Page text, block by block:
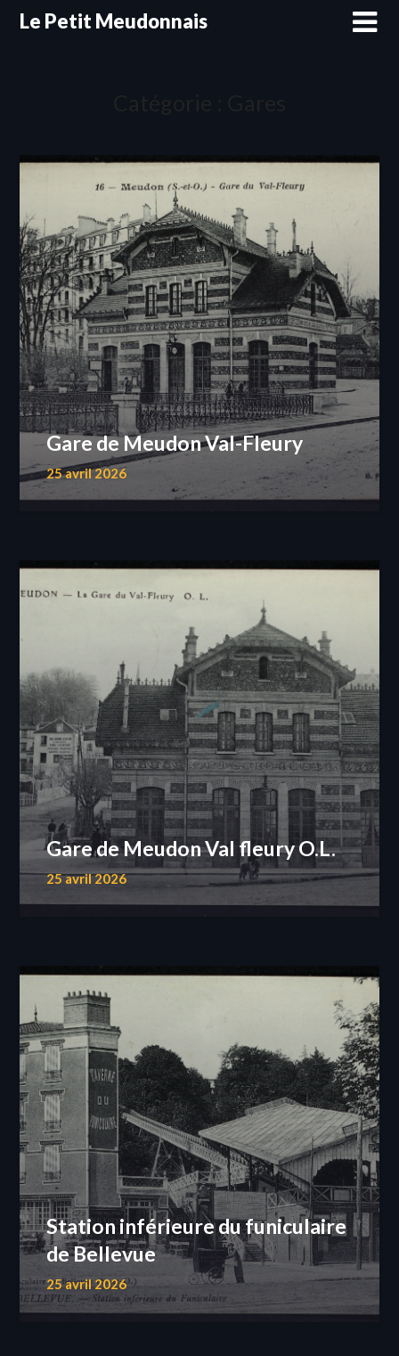
SkipLe Petit Meudonnais
Gare de Meudon Val-Fleury
25 avril 2026
Gare de Meudon Val fleury O.L.
25 avril 2026
Station inférieure du funiculaire
de Bellevue
25 avril 2026